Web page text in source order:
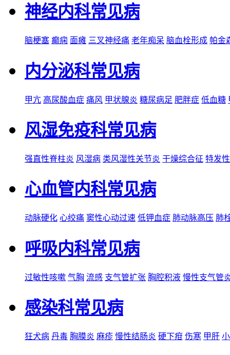
神经内科常见病
脑梗塞 癫痫 面瘫 三叉神经痛 老年痴呆 脑血栓形成 帕金
内分泌科常见病
甲亢 高尿酸血症 痛风 甲状腺炎 糖尿病足 肥胖症 低血糖
风湿免疫科常见病
强直性脊柱炎 风湿病 类风湿性关节炎 干燥综合征 特发
心血管内科常见病
动脉硬化 心绞痛 窦性心动过速 低钾血症 肺动脉高压 肺
呼吸内科常见病
过敏性咳嗽 气胸 流感 支气管扩张 胸腔积液 慢性支气管
感染科常见病
狂犬病 丹毒 胸膜炎 麻疹 慢性结肠炎 硬下疳 伤寒 甲肝